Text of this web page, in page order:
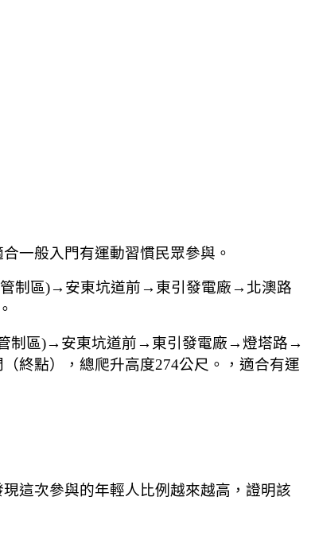
一般入門有運動習慣民眾參與。
制區)→安東坑道前→東引發電廠→北澳路
制區)→安東坑道前→東引發電廠→燈塔路→
點），總爬升高度274公尺。，適合有運
這次參與的年輕人比例越來越高，證明該